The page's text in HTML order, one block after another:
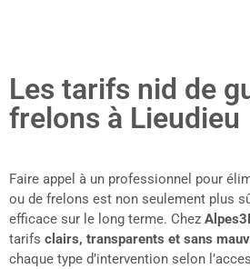
Les tarifs nid de
frelons à Lieudieu
Faire appel à un professionnel pour
ou de frelons est non seulement plus
efficace sur le long terme. Chez
tarifs clairs, transparents et sans
chaque type d’intervention selon